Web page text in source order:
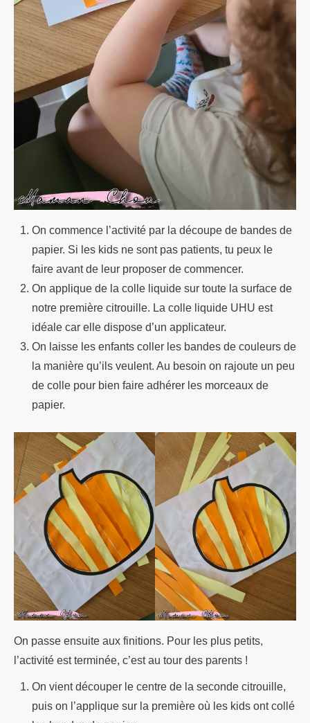
On commence l’activité par la découpe de bandes de
papier. Si les kids ne sont pas patients, tu peux le
faire avant de leur proposer de commencer.
On applique de la colle liquide sur toute la surface de
notre première citrouille. La colle liquide UHU est
idéale car elle dispose d’un applicateur.
On laisse les enfants coller les bandes de couleurs de
la manière qu’ils veulent. Au besoin on rajoute un peu
de colle pour bien faire adhérer les morceaux de
papier.
On passe ensuite aux finitions. Pour les plus petits,
l’activité est terminée, c’est au tour des parents !
On vient découper le centre de la seconde citrouille,
puis on l’applique sur la première où les kids ont collé